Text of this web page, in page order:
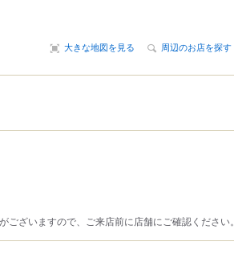
大きな地図を見る 周辺のお店を探す
ございますので、ご来店前に店舗にご確認ください。